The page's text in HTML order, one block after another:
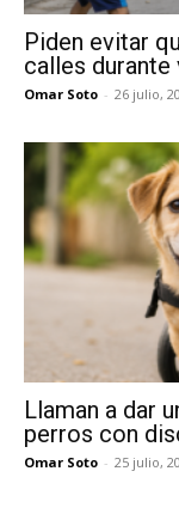
Piden evitar
calles durante
Omar Soto - 26 julio,
Llaman a dar
perros con
Omar Soto - 25 julio,